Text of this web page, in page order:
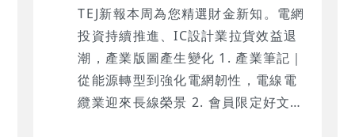
TEJ新報本周為您精選財金新知。電網
投資持續推進、IC設計業拉貨效益退
潮，產業版圖產生變化 1. ‍產業筆記｜
從能源轉型到強化電網韌性，電線電
纜業迎來長線榮景 2. 會員限定好文｜